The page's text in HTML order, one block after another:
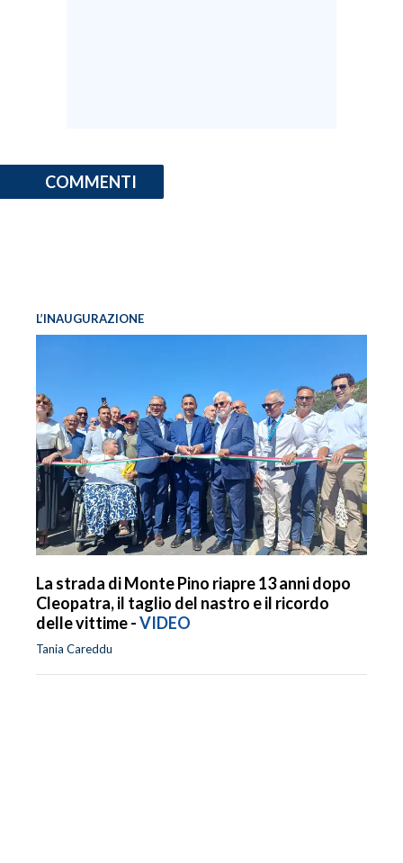
COMMENTI
L’INAUGURAZIONE
La strada di Monte Pino riapre 13 anni dopo
Cleopatra, il taglio del nastro e il ricordo
delle vittime -VIDEO
Tania Careddu